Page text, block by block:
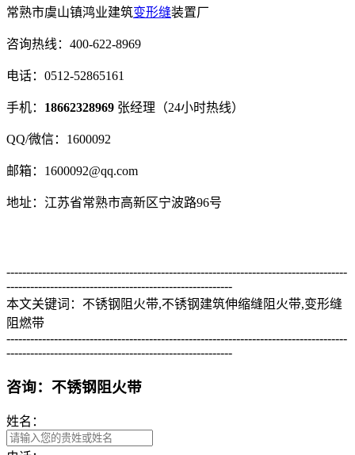
常熟市虞山镇鸿业建筑变形缝装置厂
咨询热线：400-622-8969
电话：0512-52865161
手机： 18662328969 张经理（24小时热线）
QQ/微信：1600092
邮箱：1600092@qq.com
地址：江苏省常熟市高新区宁波路96号
--------------------------------------------------------------------------------------
---------------------------------------------------------
本文关键词：不锈钢阻火带,不锈钢建筑伸缩缝阻火带,变形缝
阻燃带
--------------------------------------------------------------------------------------
---------------------------------------------------------
咨询：不锈钢阻火带
姓名：